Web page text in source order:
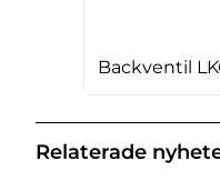
Backventil
Relaterade